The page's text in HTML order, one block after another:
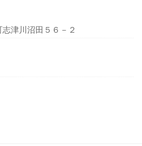
津川沼田５６－２